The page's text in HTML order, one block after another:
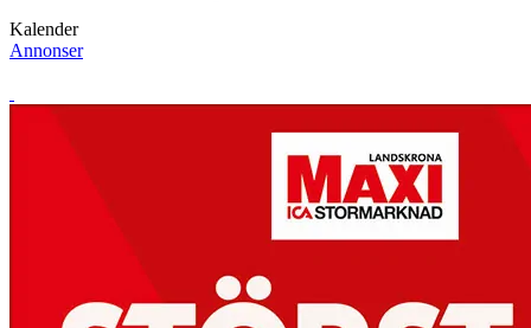
Kalender
Annonser